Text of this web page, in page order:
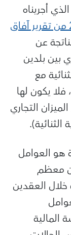
أجريناه
إبريل 2019 من تقرير آفاق
عن
بين بلدين
مع
فلا يكون لها
التجاري
هو العوامل
معظم
خلال العقدين
المالية